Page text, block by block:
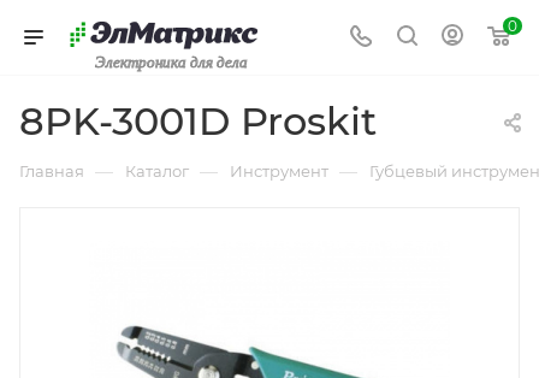
Электроника для дела
0
8PK-3001D Proskit
Главная — Каталог — Инструмент — Губцевый